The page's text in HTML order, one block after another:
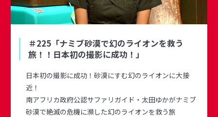
＃225「ナミブ砂漠で幻のライオンを救う
旅！！日本初の撮影に成功！」
日本初の撮影に成功！砂漠にすむ幻のライオンに大接
近！
南アフリカ政府公認サファリガイド・太田ゆかがナミブ
砂漠で絶滅の危機に瀕した幻のライオンを救う旅